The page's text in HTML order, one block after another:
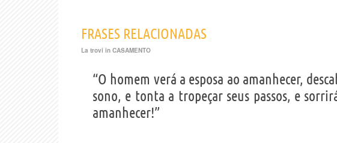
FRASES RELACIONADAS
La trovi in CASAMENTO
“O homem verá a esposa ao amanhecer,
sono, e tonta a tropeçar seus passos, e
amanhecer!”